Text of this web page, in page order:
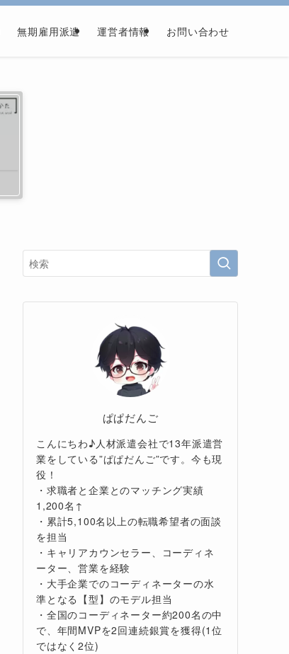
無期雇用派遣 運営者情報 お問い合わせ
ぱぱだんご
こんにちわ♪人材派遣会社で13年派遣営
業をしている”ぱぱだんご”です。今も現
役！
・求職者と企業とのマッチング実績
1,200名↑
・累計5,100名以上の転職希望者の面談
を担当
・キャリアカウンセラー、コーディネ
ーター、営業を経験
・大手企業でのコーディネーターの水
準となる【型】のモデル担当
・全国のコーディネーター約200名の中
で、年間MVPを2回連続銀賞を獲得(1位
ではなく2位)